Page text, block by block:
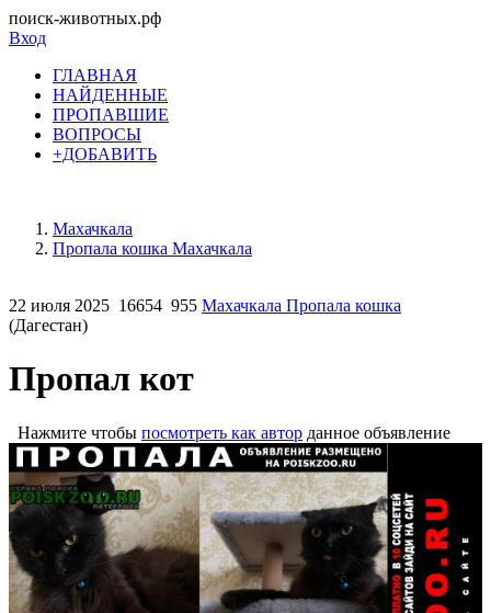
поиск-животных.рф
Вход
ГЛАВНАЯ
НАЙДЕННЫЕ
ПРОПАВШИЕ
ВОПРОСЫ
+ДОБАВИТЬ
Махачкала
Пропала кошка Махачкала
22 июля 2025 16654 955 Махачкала Пропала кошка
(Дагестан)
Пропал кот
Нажмите чтобы посмотреть как автор данное объявление